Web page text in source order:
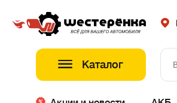
Каталог